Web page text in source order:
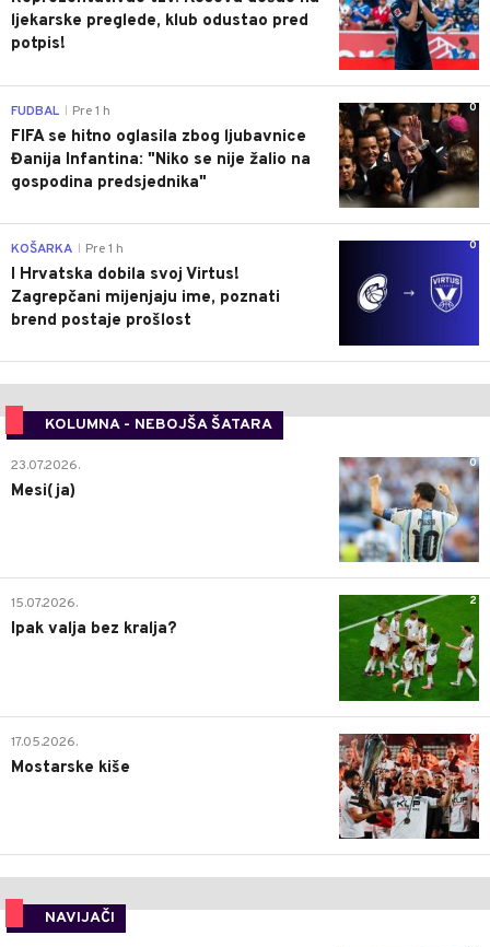
ljekarske preglede, klub odustao pred
potpis!
0
FUDBAL Pre 1 h
FIFA se hitno oglasila zbog ljubavnice
Đanija Infantina: "Niko se nije žalio na
gospodina predsjednika"
0
KOŠARKA Pre 1 h
I Hrvatska dobila svoj Virtus!
Zagrepčani mijenjaju ime, poznati
brend postaje prošlost
KOLUMNA - NEBOJŠA ŠATARA
0
23.07.2026.
Mesi(ja)
2
15.07.2026.
Ipak valja bez kralja?
0
17.05.2026.
Mostarske kiše
NAVIJAČI